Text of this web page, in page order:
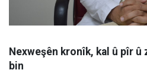
Nexweşên kronîk, kal û pîr
bin